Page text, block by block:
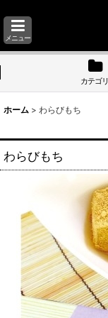
メニュー
カテゴリ
ホーム > わらびもち
わらびもち